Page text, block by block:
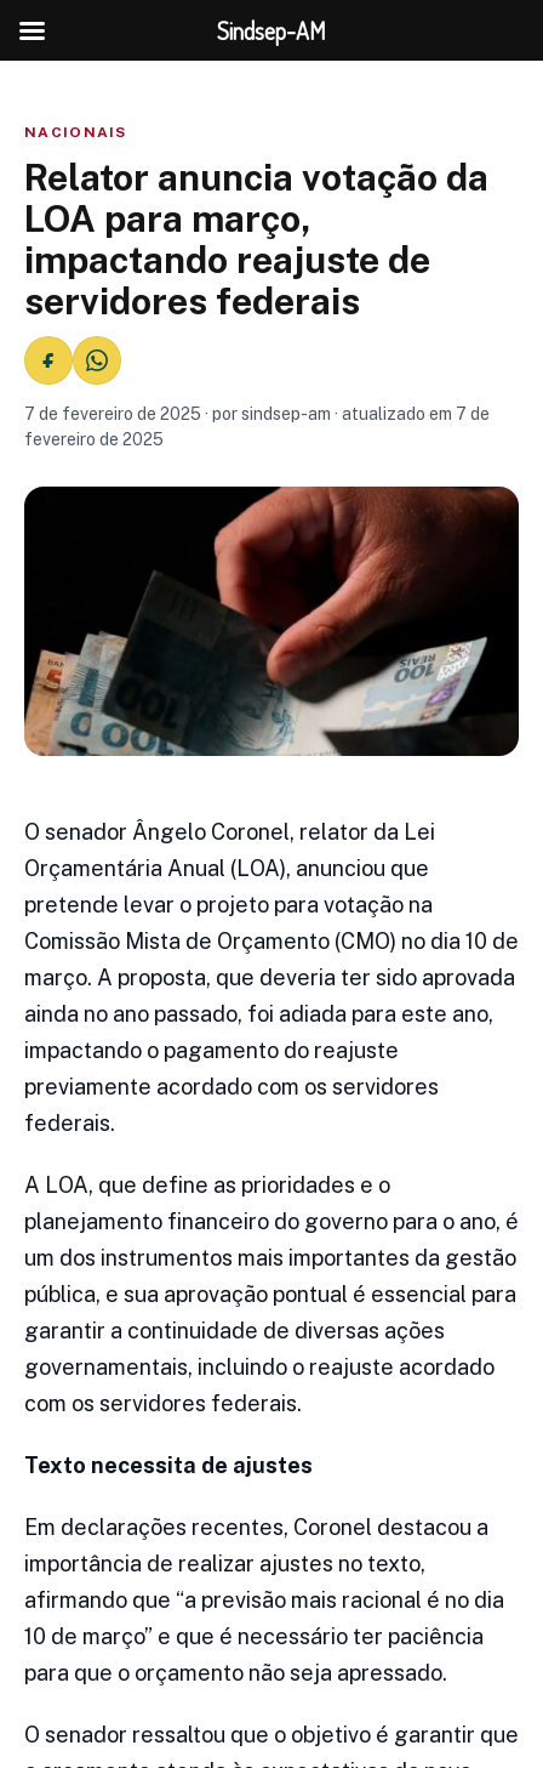
NACIONAIS
Relator anuncia votação da
LOA para março,
impactando reajuste de
servidores federais
7 de fevereiro de 2025 · por sindsep-am · atualizado em 7 de
fevereiro de 2025
O senador Ângelo Coronel, relator da Lei
Orçamentária Anual (LOA), anunciou que
pretende levar o projeto para votação na
Comissão Mista de Orçamento (CMO) no dia 10 de
março. A proposta, que deveria ter sido aprovada
ainda no ano passado, foi adiada para este ano,
impactando o pagamento do reajuste
previamente acordado com os servidores
federais.
A LOA, que define as prioridades e o
planejamento financeiro do governo para o ano, é
um dos instrumentos mais importantes da gestão
pública, e sua aprovação pontual é essencial para
garantir a continuidade de diversas ações
governamentais, incluindo o reajuste acordado
com os servidores federais.
Texto necessita de ajustes
Em declarações recentes, Coronel destacou a
importância de realizar ajustes no texto,
afirmando que “a previsão mais racional é no dia
10 de março” e que é necessário ter paciência
para que o orçamento não seja apressado.
O senador ressaltou que o objetivo é garantir que
Sindsep-AM